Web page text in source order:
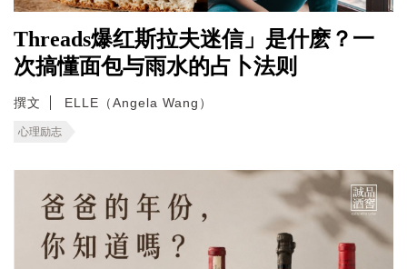
Threads爆红斯拉夫迷信」是什麽？一
次搞懂面包与雨水的占卜法则
撰文 ELLE（Angela Wang）
心理励志